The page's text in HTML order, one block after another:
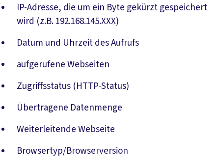
IP-Adresse, die um ein Byte gekürzt gespeichert
wird (z.B. 192.168.145.XXX)
Datum und Uhrzeit des Aufrufs
aufgerufene Webseiten
Zugriffsstatus (HTTP-Status)
Übertragene Datenmenge
Weiterleitende Webseite
Browsertyp/Browserversion